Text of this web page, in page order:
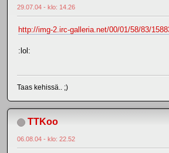
29.07.04 - klo: 14.26
http://img-2.irc-galleria.net/00/01/58/83/
:lol:
Taas kehissä.. ;)
TTKoo
06.08.04 - klo: 22.52